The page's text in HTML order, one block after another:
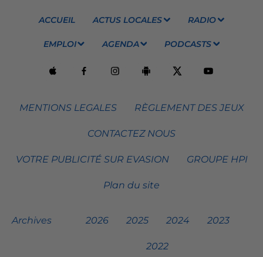
ACCUEIL ACTUS LOCALES RADIO
EMPLOI AGENDA PODCASTS
MENTIONS LEGALES RÈGLEMENT DES JEUX
CONTACTEZ NOUS
VOTRE PUBLICITÉ SUR EVASION GROUPE HPI
Plan du site
Archives 2026 2025 2024 2023
2022